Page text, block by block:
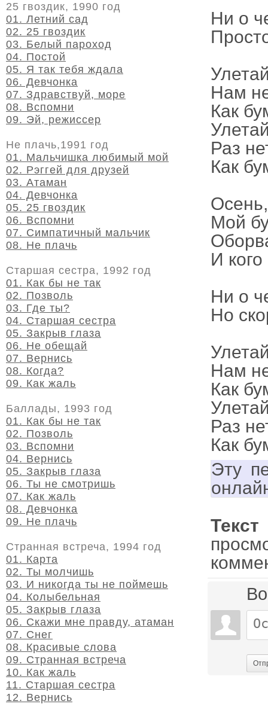
Ни о
Нам
Как
Раз
Как
Мой
И
Ни о
Но
Нам
Как
Раз
Как
Эту
25 гвоздик, 1990 год
01. Летний сад
02. 25 гвоздик
03. Белый пароход
04. Постой
05. Я так тебя ждала
06. Девчонка
07. Здравствуй, море
08. Вспомни
09. Эй, режиссер
Не плачь,1991 год
01. Мальчишка любимый мой
02. Рэггей для друзей
03. Атаман
04. Девчонка
05. 25 гвоздик
06. Вспомни
07. Симпатичный мальчик
08. Не плачь
Старшая сестра, 1992 год
01. Как бы не так
02. Позволь
03. Где ты?
04. Старшая сестра
05. Закрыв глаза
06. Не обещай
07. Вернись
08. Когда?
09. Как жаль
Баллады, 1993 год
01. Как бы не так
02. Позволь
03. Вспомни
04. Вернись
05. Закрыв глаза
06. Ты не смотришь
07. Как жаль
08. Девчонка
09. Не плачь
Странная встреча, 1994 год
01. Карта
02. Ты молчишь
03. И никогда ты не поймешь
04. Колыбельная
05. Закрыв глаза
06. Скажи мне правду, атаман
07. Снег
08. Красивые слова
09. Странная встреча
10. Как жаль
11. Старшая сестра
12. Вернись